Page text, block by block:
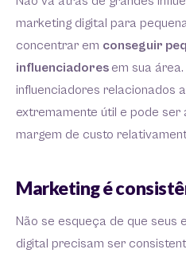
marketing digital para
concentrar em conseguir
influenciadores em sua
influenciadores relacionados
extremamente útil e pode ser
margem de custo
Marketing é
Não se esqueça de que seus
digital precisam ser